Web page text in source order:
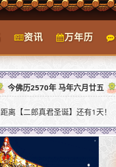
资讯 万年历
今佛历2570年 马年六月廿五
距离【二郎真君圣诞】还有1天！